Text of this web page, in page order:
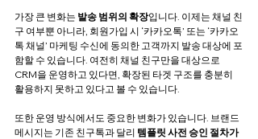
가장 큰 변화는 발송 범위의 확장입니다. 이제는 채널 친
구 여부뿐 아니라, 회원가입 시 ‘카카오톡’ 또는 ‘카카오
톡 채널’ 마케팅 수신에 동의한 고객까지 발송 대상에 포
함할 수 있습니다. 여전히 채널 친구만을 대상으로
CRM을 운영하고 있다면, 확장된 타겟 구조를 충분히
활용하지 못하고 있다고 볼 수 있습니다.
또한 운영 방식에서도 중요한 변화가 있습니다. 브랜드
메시지는 기존 친구톡과 달리 템플릿 사전 승인 절차가